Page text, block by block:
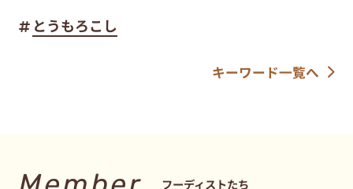
とうもろこし
キーワード一覧へ
フーディストたち